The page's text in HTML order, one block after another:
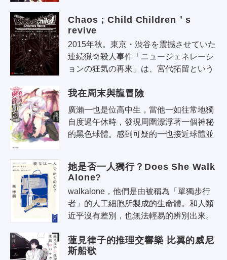
Chaos；Child Children＇s
revive
2015年秋。東京・渋谷を震撼させていた
連続猟奇殺人事件「ニュージェネレーシ
ョンの狂気の再來」は、宮代拓留という
後遺症を孕みつつ渋谷の街と人々に色..
我在周末與龍冒險
廣瀨一也是位高中生，當他一如往常地獨
自度過午休時，發現周圍漂浮著一個神秘
的黑色球體。感到可疑的一也接近球體並
龍..
她是否一人獨行？Does She Walk
Alone?
walkalone，他們是由被稱為「單獨步行
者」的人工細胞所製成的生命體。和人類
近乎沒有差別，也無法輕易的辨別出來。
脅，並且對此完全沒有任何頭緒。據負..
蓮見律子的推理交響樂 比翼的威尼
斯船歌